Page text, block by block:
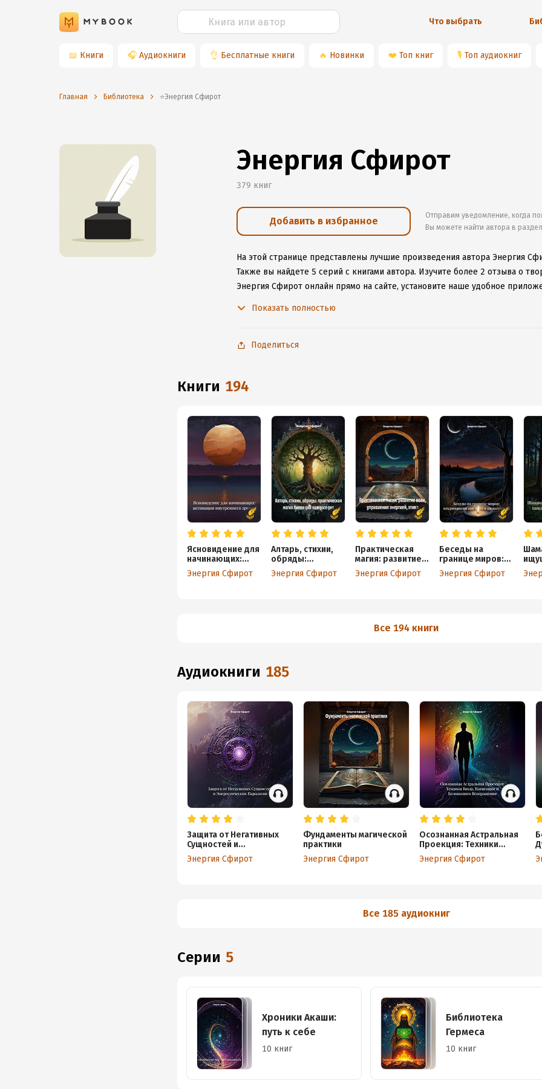
Что выбрать
📖 Книги 🎧 Аудиокниги 👌 Бесплатные книги 🔥 Новинки ❤️ Топ книг 🎙 Топ аудиокниг
Главная Библиотека ⭐️Энергия Сфирот
Энергия Сфирот
379 книг
Добавить в избранное
Отправим уведомление, когда
Вы можете найти автора в
На этой странице представлены лучшие произведения автора Энергия
Также вы найдете 5 серий с книгами автора. Изучите более 2 отзыва о
Энергия Сфирот онлайн прямо на сайте, установите наше удобное
Показать полностью
Поделиться
книги 194
Ясновидение для
начинающих:
активация
внутреннего
Энергия Сфирот
Алтарь, стихии,
обряды:
практическая
магия Викки для
Энергия Сфирот
Практическая
магия: развитие
воли, управление
энергией, этика
Энергия Сфирот
Беседы на
границе миров:
некромантия как
путь к
Энергия Сфирот
Все 194 книги
аудиокниги 185
Защита от Негативных
Сущностей и
Энергетических
Паразитов
Энергия Сфирот
Фундаменты магической
практики
Энергия Сфирот
Осознанная Астральная
Проекция: Техники
Входа, Навигации и
Безопасного
Энергия Сфирот
Все 185 аудиокниг
Серии 5
Хроники Акаши:
путь к себе
10 книг
Библиотека
Гермеса
10 книг